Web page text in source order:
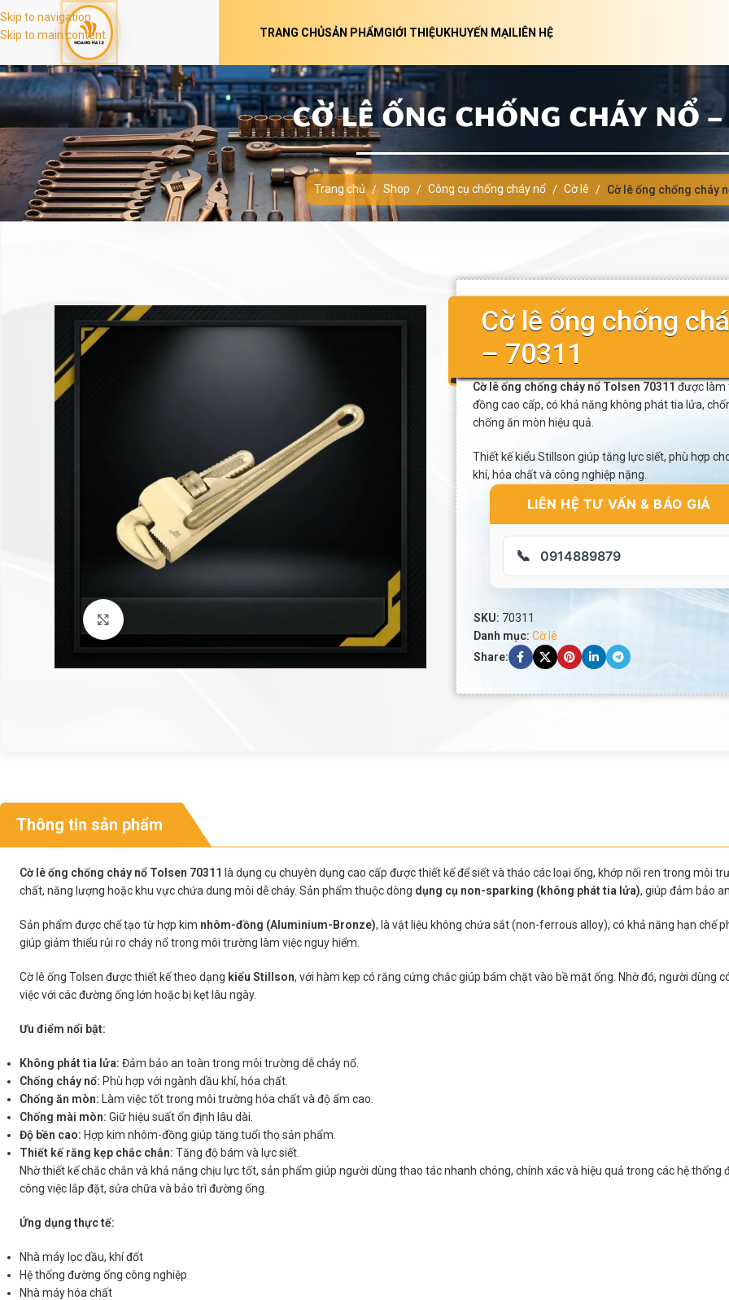
Skip to navigation
Skip to main content
TRANG CHỦSẢN PHẨMGIỚI THIỆUKHUYẾN MẠILIÊN HỆ
CỜ LÊ ỐNG CHỐNG CHÁY NỔ –
Trang chủ / Shop / Công cụ chống cháy nổ / Cờ lê / Cờ lê ống chống cháy
Cờ lê ống chống
– 70311
Cờ lê ống chống cháy nổ Tolsen 70311 được làm
đồng cao cấp, có khả năng không phát tia lửa,
chống ăn mòn hiệu quả.
Thiết kế kiểu Stillson giúp tăng lực siết, phù hợp
khí, hóa chất và công nghiệp nặng.
LIÊN HỆ TƯ VẤN & BÁO GIÁ
📞 0914889879
SKU: 70311
Danh mục: Cờ lê
Share:
Thông tin sản phẩm
Cờ lê ống chống cháy nổ Tolsen 70311 là dụng cụ chuyên dụng cao cấp được thiết kế để siết và tháo các loại ống, khớp nối ren trong môi
chất, năng lượng hoặc khu vực chứa dung môi dễ cháy. Sản phẩm thuộc dòng dụng cụ non-sparking (không phát tia lửa), giúp đảm bảo
Sản phẩm được chế tạo từ hợp kim nhôm-đồng (Aluminium-Bronze), là vật liệu không chứa sắt (non-ferrous alloy), có khả năng hạn chế
giúp giảm thiểu rủi ro cháy nổ trong môi trường làm việc nguy hiểm.
Cờ lê ống Tolsen được thiết kế theo dạng kiểu Stillson, với hàm kẹp có răng cứng chắc giúp bám chặt vào bề mặt ống. Nhờ đó, người dùng
việc với các đường ống lớn hoặc bị kẹt lâu ngày.
Ưu điểm nổi bật:
Không phát tia lửa: Đảm bảo an toàn trong môi trường dễ cháy nổ.
Chống cháy nổ: Phù hợp với ngành dầu khí, hóa chất.
Chống ăn mòn: Làm việc tốt trong môi trường hóa chất và độ ẩm cao.
Chống mài mòn: Giữ hiệu suất ổn định lâu dài.
Độ bền cao: Hợp kim nhôm-đồng giúp tăng tuổi thọ sản phẩm.
Thiết kế răng kẹp chắc chắn: Tăng độ bám và lực siết.
Nhờ thiết kế chắc chắn và khả năng chịu lực tốt, sản phẩm giúp người dùng thao tác nhanh chóng, chính xác và hiệu quả trong các hệ
công việc lắp đặt, sửa chữa và bảo trì đường ống.
Ứng dụng thực tế:
Nhà máy lọc dầu, khí đốt
Hệ thống đường ống công nghiệp
Nhà máy hóa chất